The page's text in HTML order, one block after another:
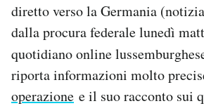
diretto verso la Germania
dalla procura federale lunedì
quotidiano online
riporta informazioni molto
operazione e il suo racconto sui